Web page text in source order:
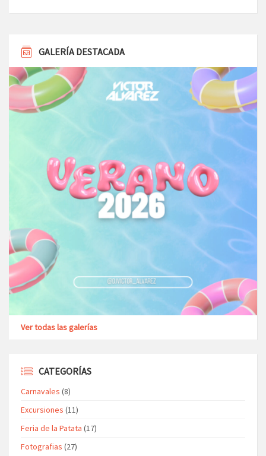
GALERÍA DESTACADA
Ver todas las galerías
CATEGORÍAS
Carnavales (8)
Excursiones (11)
Feria de la Patata (17)
Fotografias (27)